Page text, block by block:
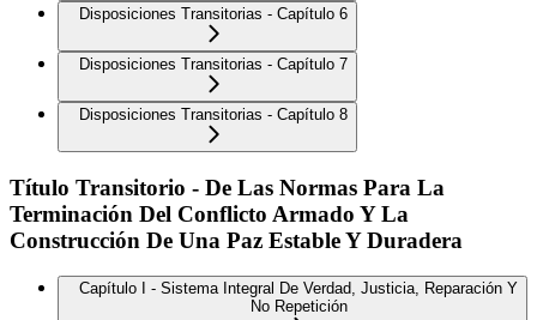
Disposiciones Transitorias - Capítulo 6
Disposiciones Transitorias - Capítulo 7
Disposiciones Transitorias - Capítulo 8
Título Transitorio - De Las Normas Para La
Terminación Del Conflicto Armado Y La
Construcción De Una Paz Estable Y Duradera
Capítulo I - Sistema Integral De Verdad, Justicia, Reparación Y
No Repetición